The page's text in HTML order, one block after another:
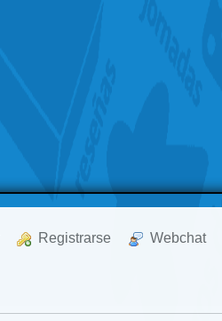
Registrarse Webchat